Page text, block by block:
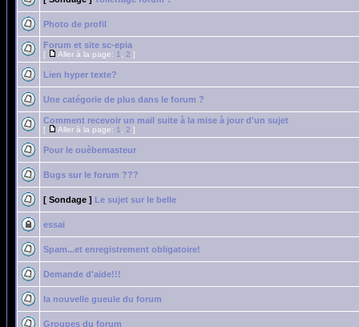
Photo de profil
Forum et site sc-epia
[ Aller à la page: 1 2 ]
Lien hyper texte?
Une catégorie de plus dans le forum ?
Comment recevoir un mail suite à la mise à jour d'un sujet
[ Aller à la page: 1 2 ]
Pour le ouèbemasteur
Bugs sur le forum ???
[ Sondage ] Le sujet sur le belle
essai
Spam...et enregistrement obligatoire!
Demande d'aide!!!
la nouvelle gueule du forum
Groupes du forum